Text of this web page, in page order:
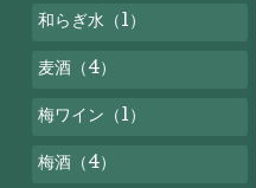
和らぎ水（1）
麦酒（4）
梅ワイン（1）
梅酒（4）